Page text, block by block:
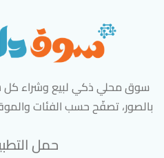
سوق محلي ذكي لبيع وشراء كل
بالصور، تصفّح حسب الفئات
حمل